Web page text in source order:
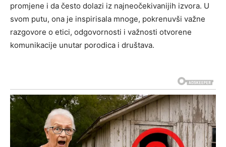
promjene i da često dolazi iz najneočekivanijih izvora. U
svom putu, ona je inspirisala mnoge, pokrenuvši važne
razgovore o etici, odgovornosti i važnosti otvorene
komunikacije unutar porodica i društava.